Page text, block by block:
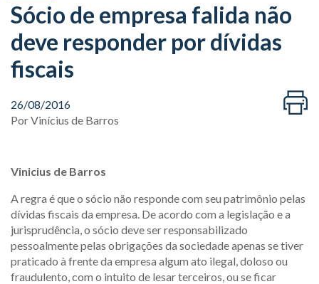
Sócio de empresa falida não
deve responder por dívidas
fiscais
26/08/2016
PorVinícius de Barros
Vinicius de Barros
A regra é que o sócio não responde com seu patrimônio pelas
dívidas fiscais da empresa. De acordo com a legislação e a
jurisprudência, o sócio deve ser responsabilizado
pessoalmente pelas obrigações da sociedade apenas se tiver
praticado à frente da empresa algum ato ilegal, doloso ou
fraudulento, com o intuito de lesar terceiros, ou se ficar